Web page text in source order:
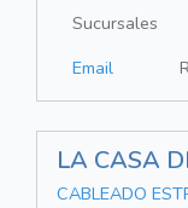
Sucursales
Email
LA CASA
CABLEADO